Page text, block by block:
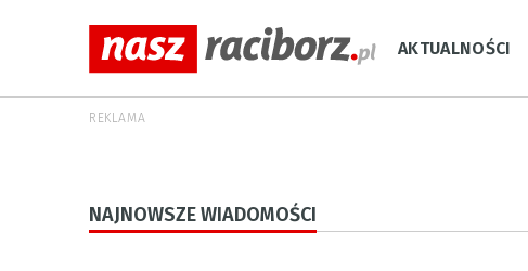
AKTUALNOŚCI
REKLAMA
NAJNOWSZE WIADOMOŚCI